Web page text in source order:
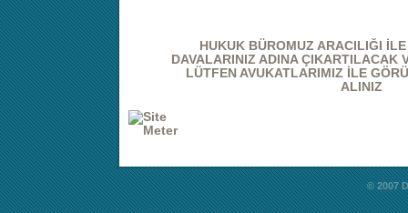
HUKUK BÜROMUZ ARACILIĞI
DAVALARINIZ ADINA ÇIKARTILACAK
LÜTFEN AVUKATLARIMIZ İLE
ALINIZ
© 2007